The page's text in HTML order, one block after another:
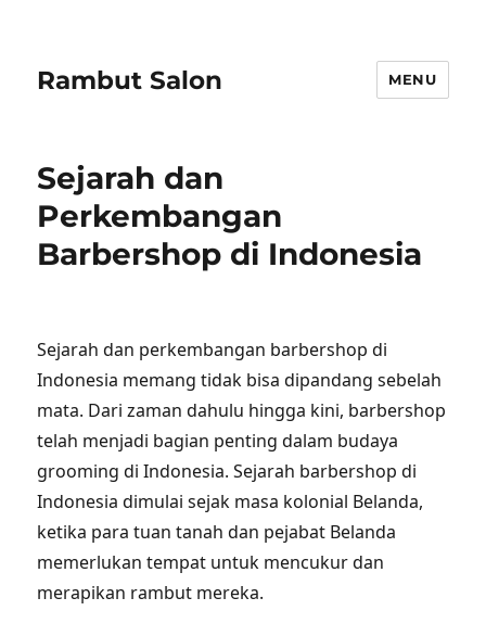
Rambut Salon MENU
Sejarah dan
Perkembangan
Barbershop di Indonesia
Sejarah dan perkembangan barbershop di
Indonesia memang tidak bisa dipandang sebelah
mata. Dari zaman dahulu hingga kini, barbershop
telah menjadi bagian penting dalam budaya
grooming di Indonesia. Sejarah barbershop di
Indonesia dimulai sejak masa kolonial Belanda,
ketika para tuan tanah dan pejabat Belanda
memerlukan tempat untuk mencukur dan
merapikan rambut mereka.